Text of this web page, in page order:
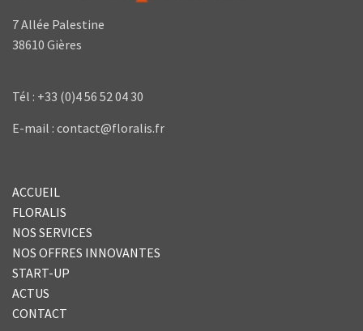
7 Allée Palestine
38610 Gières
Tél : +33 (0)4 56 52 04 30
E-mail : contact@floralis.fr
ACCUEIL
FLORALIS
NOS SERVICES
NOS OFFRES INNOVANTES
START-UP
ACTUS
CONTACT